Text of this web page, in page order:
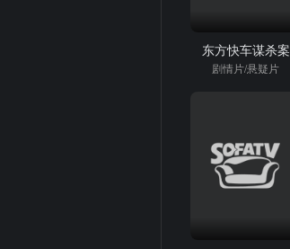
东方快车谋杀案
剧情片/悬疑片